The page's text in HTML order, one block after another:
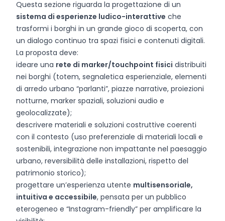
Questa sezione riguarda la progettazione di un
sistema di esperienze ludico-interattive che
trasformi i borghi in un grande gioco di scoperta, con
un dialogo continuo tra spazi fisici e contenuti digitali.
La proposta deve:
ideare una rete di marker/touchpoint fisici distribuiti
nei borghi (totem, segnaletica esperienziale, elementi
di arredo urbano “parlanti”, piazze narrative, proiezioni
notturne, marker spaziali, soluzioni audio e
geolocalizzate);
descrivere materiali e soluzioni costruttive coerenti
con il contesto (uso preferenziale di materiali locali e
sostenibili, integrazione non impattante nel paesaggio
urbano, reversibilità delle installazioni, rispetto del
patrimonio storico);
progettare un’esperienza utente multisensoriale,
intuitiva e accessibile, pensata per un pubblico
eterogeneo e “Instagram-friendly” per amplificare la